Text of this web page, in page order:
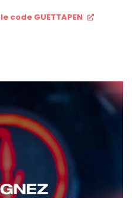
code GUETTAPEN